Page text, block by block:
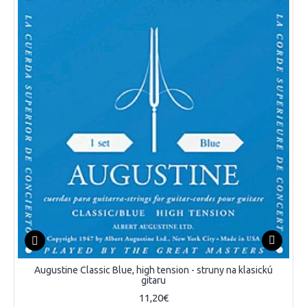
Augustine Classic Blue, high tension - struny na klasickú
gitaru
11,20€